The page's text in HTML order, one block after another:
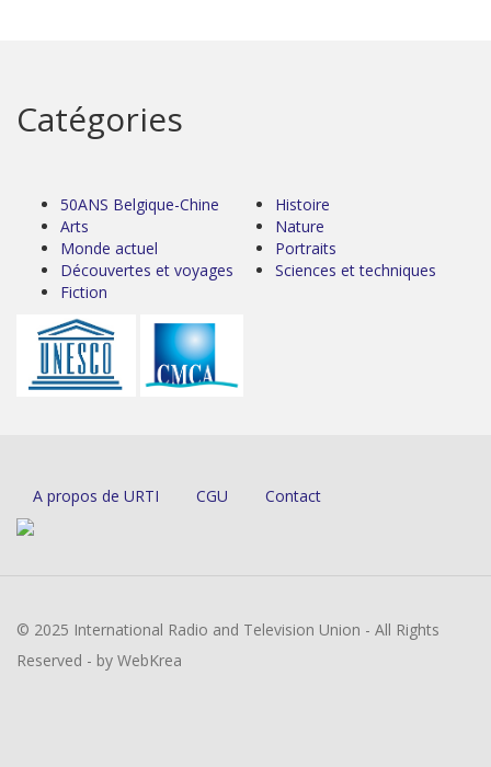
Catégories
50ANS Belgique-Chine
Arts
Monde actuel
Découvertes et voyages
Fiction
Histoire
Nature
Portraits
Sciences et techniques
A propos de URTI CGU Contact
© 2025 International Radio and Television Union - All Rights
Reserved - by WebKrea